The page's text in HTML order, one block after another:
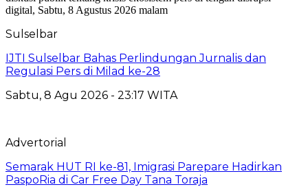
Sulselbar
IJTI Sulselbar Bahas Perlindungan Jurnalis dan
Regulasi Pers di Milad ke-28
Sabtu, 8 Agu 2026 - 23:17 WITA
Advertorial
Semarak HUT RI ke-81, Imigrasi Parepare Hadirkan
PaspoRia di Car Free Day Tana Toraja